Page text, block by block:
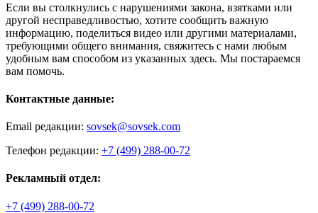
Если вы столкнулись с нарушениями закона, взятками или
другой несправедливостью, хотите сообщить важную
информацию, поделиться видео или другими материалами,
требующими общего внимания, свяжитесь с нами любым
удобным вам способом из указанных здесь. Мы постараемся
вам помочь.
Контактные данные:
Email редакции: sovsek@sovsek.com
Телефон редакции: +7 (499) 288-00-72
Рекламный отдел:
+7 (499) 288-00-72